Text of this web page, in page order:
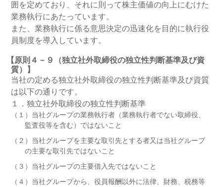
囲を定めており、それに則って株主価値の向上にむけた
業務執行にあたっています。
また、業務執行に係る意思決定の迅速化を目的に執行役
員制度を導入しています。
【原則４－９（独立社外取締役の独立性判断基準及び資
質）】
当社の定める独立社外取締役の独立性判断基準及び資質
は以下の通りです。
１．独立社外取締役の独立性判断基準
（１）当社グループの業務執行者（業務執行者でない取締役、
監査役等を含む）ではないこと
（２）当社グループを主要な取引先とする者又は当社グループ
の主要な取引先ではないこと
（３）当社グループの主要借入先ではないこと
（４）当社グループから、役員報酬以外に法律、財務、税務等